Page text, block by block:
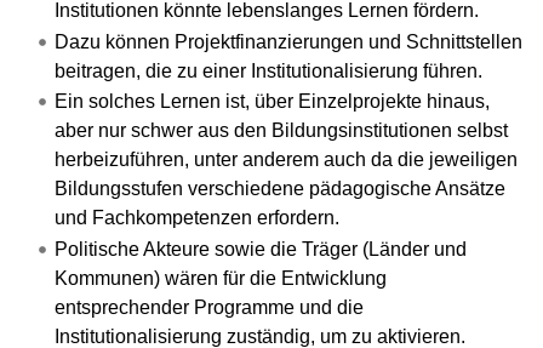
Institutionen könnte lebenslanges Lernen fördern.
Dazu können Projektfinanzierungen und Schnittstellen
beitragen, die zu einer Institutionalisierung führen.
Ein solches Lernen ist, über Einzelprojekte hinaus,
aber nur schwer aus den Bildungsinstitutionen selbst
herbeizuführen, unter anderem auch da die jeweiligen
Bildungsstufen verschiedene pädagogische Ansätze
und Fachkompetenzen erfordern.
Politische Akteure sowie die Träger (Länder und
Kommunen) wären für die Entwicklung
entsprechender Programme und die
Institutionalisierung zuständig, um zu aktivieren.